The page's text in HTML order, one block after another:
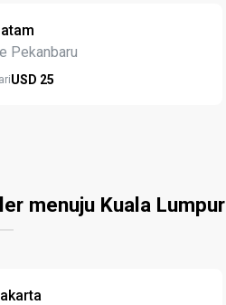
Pekanbaru
USD 25
menuju Kuala Lumpur